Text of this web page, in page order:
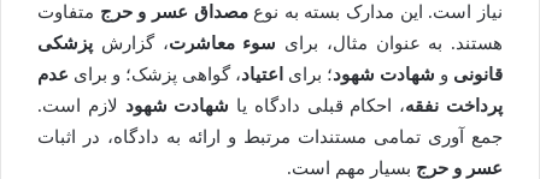
نیاز است. این مدارک بسته به نوعمصداق عسر و حرج متفاوت
هستند. به عنوان مثال، برای سوء معاشرت، گزارش پزشکی
قانونی و شهادت شهود؛ برای اعتیاد، گواهی پزشک؛ و برای عدم
پرداخت نفقه، احکام قبلی دادگاه یا شهادت شهود لازم است.
جمع آوری تمامی مستندات مرتبط و ارائه به دادگاه، در اثبات
عسر و حرج بسیار مهم است.